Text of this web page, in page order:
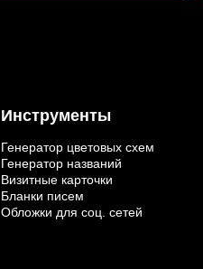
Инструменты
Генератор цветовых схем
Генератор названий
Визитные карточки
Бланки писем
Обложки для соц. сетей